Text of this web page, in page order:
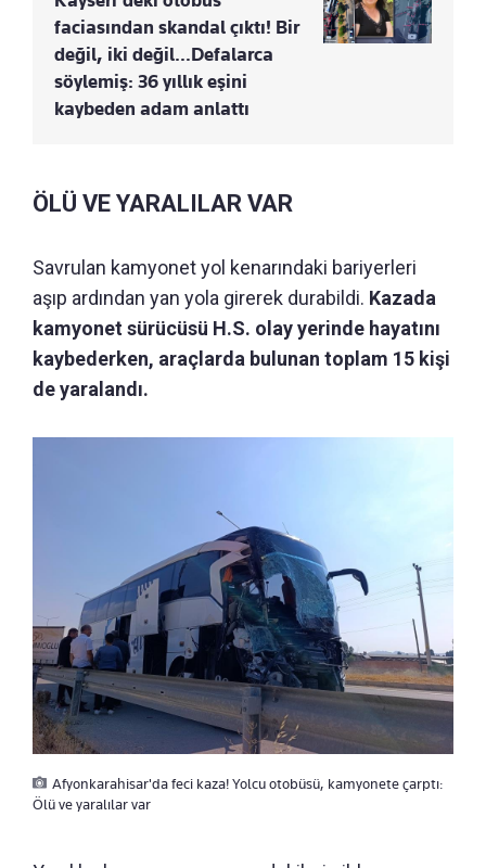
faciasından skandal çıktı! Bir
değil, iki değil…Defalarca
söylemiş: 36 yıllık eşini
kaybeden adam anlattı
ÖLÜ VE YARALILAR VAR
Savrulan kamyonet yol kenarındaki bariyerleri
aşıp ardından yan yola girerek durabildi. Kazada
kamyonet sürücüsü H.S. olay yerinde hayatını
kaybederken, araçlarda bulunan toplam 15 kişi
de yaralandı.
Afyonkarahisar'da feci kaza! Yolcu otobüsü, kamyonete çarptı:
Ölü ve yaralılar var